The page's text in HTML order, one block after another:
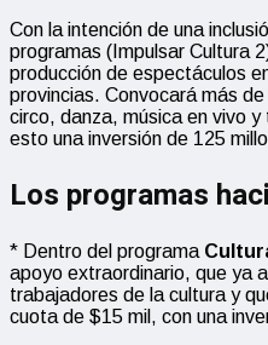
Con la intención de una
programas (Impulsar Cultura
producción de espectáculos
provincias. Convocará más
circo, danza, música en vivo
esto una inversión de 125
Los programas
* Dentro del programa
apoyo extraordinario, que ya
trabajadores de la cultura y
cuota de $15 mil, con una